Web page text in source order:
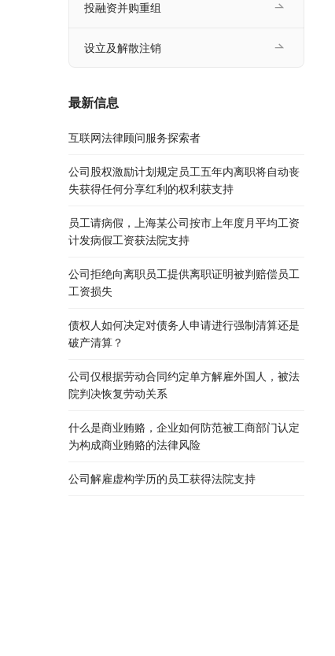
投融资并购重组
设立及解散注销
最新信息
互联网法律顾问服务探索者
公司股权激励计划规定员工五年内离职将自动丧
失获得任何分享红利的权利获支持
员工请病假，上海某公司按市上年度月平均工资
计发病假工资获法院支持
公司拒绝向离职员工提供离职证明被判赔偿员工
工资损失
债权人如何决定对债务人申请进行强制清算还是
破产清算？
公司仅根据劳动合同约定单方解雇外国人，被法
院判决恢复劳动关系
什么是商业贿赂，企业如何防范被工商部门认定
为构成商业贿赂的法律风险
公司解雇虚构学历的员工获得法院支持